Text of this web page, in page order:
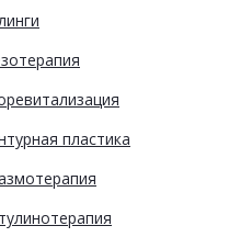
пластика